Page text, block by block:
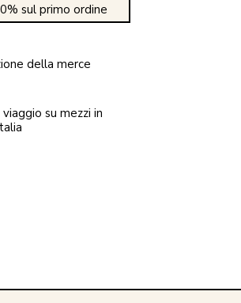
sul primo ordine
della merce
su mezzi in